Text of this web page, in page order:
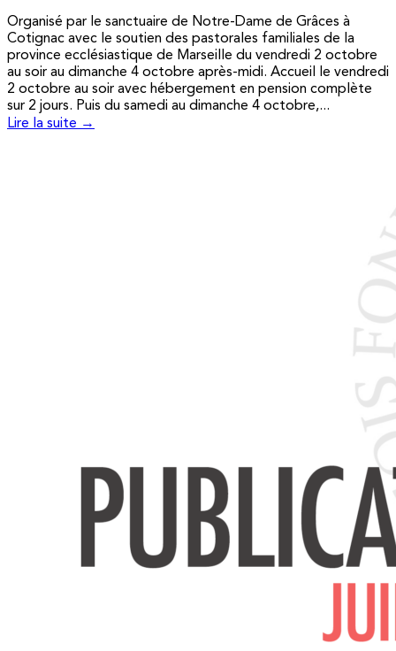
Organisé par le sanctuaire de Notre-Dame de Grâces à
Cotignac avec le soutien des pastorales familiales de la
province ecclésiastique de Marseille du vendredi 2 octobre
au soir au dimanche 4 octobre après-midi. Accueil le vendredi
2 octobre au soir avec hébergement en pension complète
sur 2 jours. Puis du samedi au dimanche 4 octobre,...
Lire la suite →